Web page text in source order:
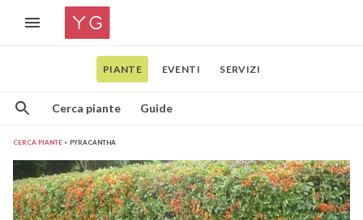
PIANTE EVENTI SERVIZI
Cerca piante Guide
CERCA PIANTE PYRACANTHA